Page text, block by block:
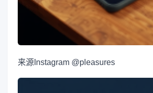
来源 Instagram @pleasures